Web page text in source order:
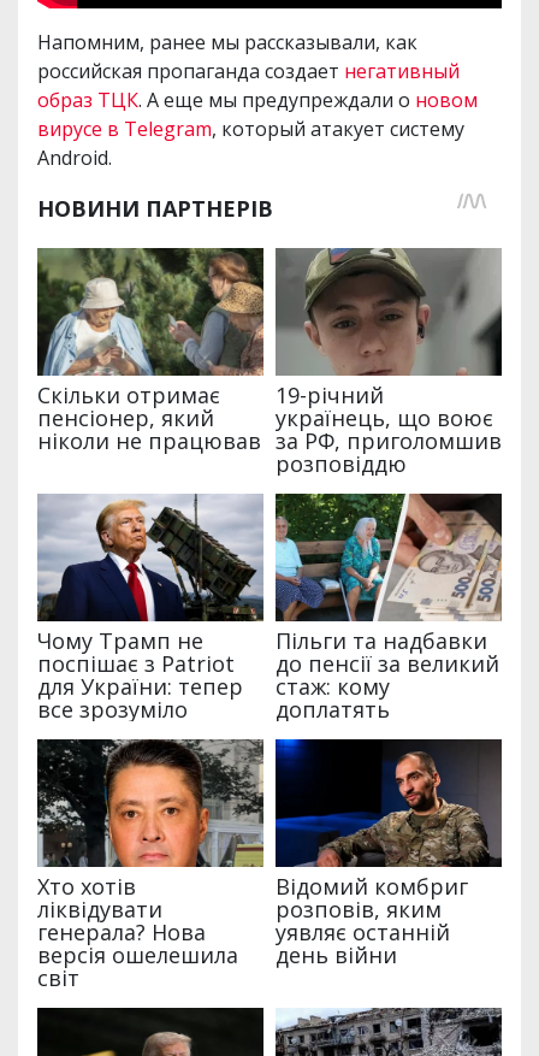
Напомним, ранее мы рассказывали, как
российская пропаганда создает негативный
образ ТЦК. А еще мы предупреждали о новом
вирусе в Telegram, который атакует систему
Android.